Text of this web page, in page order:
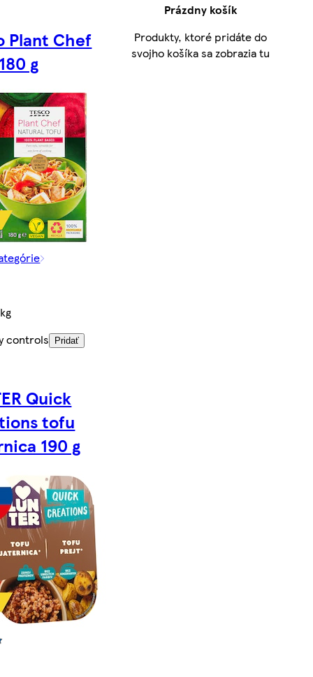
Plant Chef
g
controls
Pridať
Quick
tofu
190 g
Prázdny košík
Produkty, ktoré pridáte do
svojho košíka sa zobrazia tu